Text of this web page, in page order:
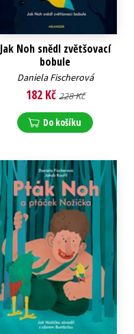
Jak Noh snědl zvětšovací
bobule
Daniela Fischerová
182 Kč 228 Kč
Do košíku